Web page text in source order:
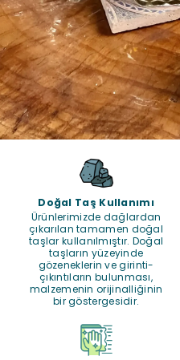
Doğal Taş Kullanımı
Ürünlerimizde dağlardan
çıkarılan tamamen doğal
taşlar kullanılmıştır. Doğal
taşların yüzeyinde
gözeneklerin ve girinti-
çıkıntıların bulunması,
malzemenin orijinalliğinin
bir göstergesidir.